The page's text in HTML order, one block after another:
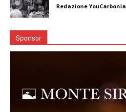
Redazione YouCarbonia
Sponsor